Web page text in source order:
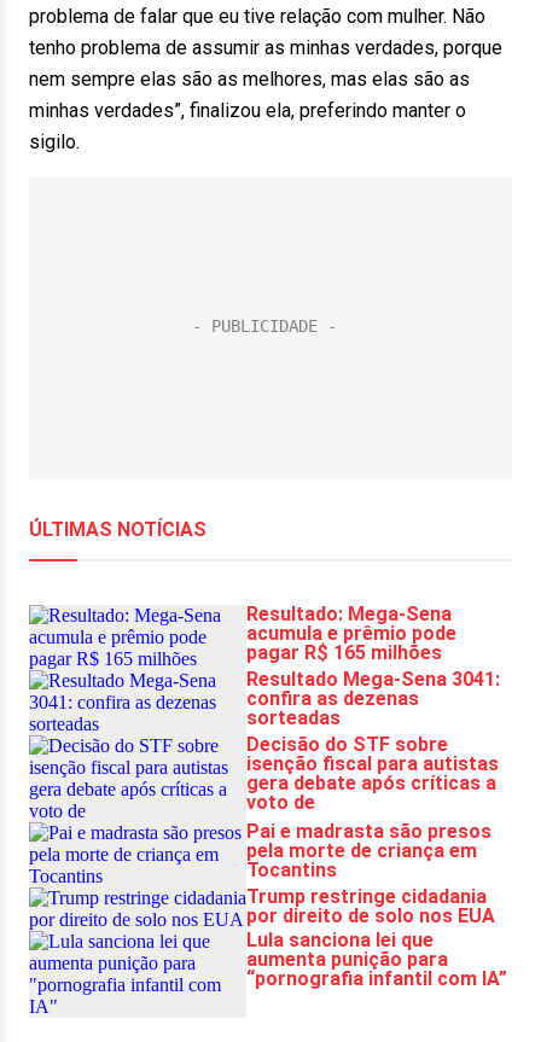
problema de falar que eu tive relação com mulher. Não
tenho problema de assumir as minhas verdades, porque
nem sempre elas são as melhores, mas elas são as
minhas verdades”, finalizou ela, preferindo manter o
sigilo.